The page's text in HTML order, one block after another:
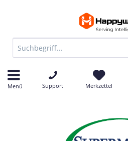
Menü Support Merkzettel